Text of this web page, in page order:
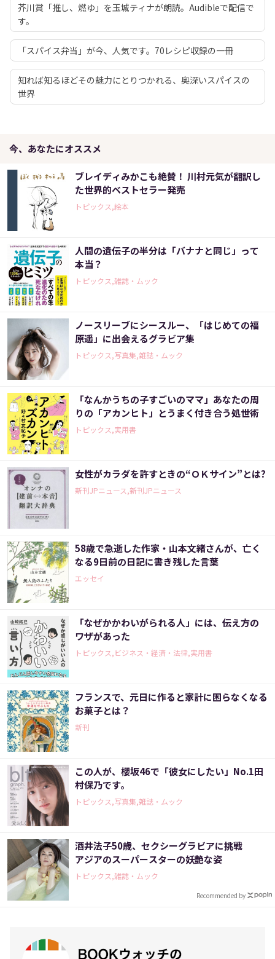
芥川賞「推し、燃ゆ」を玉城ティナが朗読。Audibleで配信で
す。
「スパイス弁当」が今、人気です。70レシピ収録の一冊
知れば知るほどその魅力にとりつかれる、奥深いスパイスの
世界
今、あなたにオススメ
ブレイディみかこも絶賛！ 川村元気が翻訳し
た世界的ベストセラー発売
トピックス,絵本
人間の遺伝子の半分は「バナナと同じ」って
本当？
トピックス,雑誌・ムック
ノースリーブにシースルー、「はじめての福
原遥」に出会えるグラビア集
トピックス,写真集,雑誌・ムック
「なんかうちの子すごいのママ」あなたの周
りの「アカンヒト」とうまく付き合う処世術
トピックス,実用書
女性がカラダを許すときの“ＯＫサイン”とは?
新刊JPニュース,新刊JPニュース
58歳で急逝した作家・山本文緒さんが、亡く
なる9日前の日記に書き残した言葉
エッセイ
「なぜかかわいがられる人」には、伝え方の
ワザがあった
トピックス,ビジネス・経済・法律,実用書
フランスで、元日に作ると家計に困らなくなる
お菓子とは？
新刊
この人が、櫻坂46で「彼女にしたい」No.1田
村保乃です。
トピックス,写真集,雑誌・ムック
酒井法子50歳、セクシーグラビアに挑戦
アジアのスーパースターの妖艶な姿
トピックス,雑誌・ムック
Recommended by